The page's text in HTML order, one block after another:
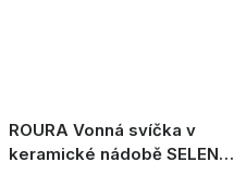
ROURA Vonná svíčka v
keramické nádobě SELENE,